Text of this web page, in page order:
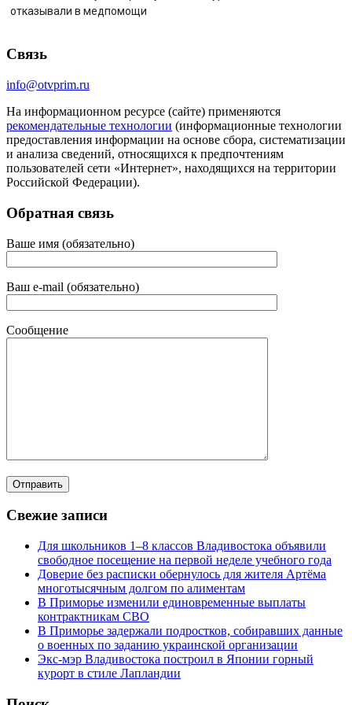
отказывали в медпомощи
Связь
info@otvprim.ru
На информационном ресурсе (сайте) применяются
рекомендательные технологии (информационные технологии
предоставления информации на основе сбора, систематизации
и анализа сведений, относящихся к предпочтениям
пользователей сети «Интернет», находящихся на территории
Российской Федерации).
Обратная связь
Ваше имя (обязательно)
Ваш e-mail (обязательно)
Сообщение
Свежие записи
Для школьников 1–8 классов Владивостока объявили
свободное посещение на первой неделе учебного года
Доверие без расписки обернулось для жителя Артёма
многотысячным долгом по алиментам
В Приморье изменили единовременные выплаты
контрактникам СВО
В Приморье задержали подростков, собиравших данные
о военных по заданию украинской организации
Экс-мэр Владивостока построил в Японии горный
курорт в стиле Лапландии